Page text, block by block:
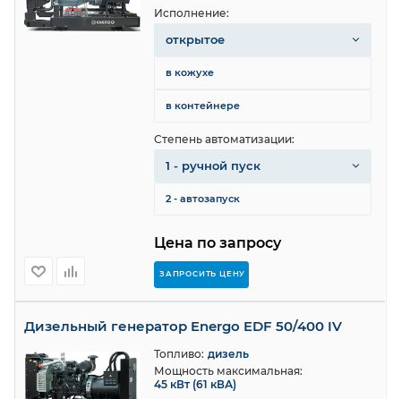
Цена по запросу
ЗАПРОСИТЬ ЦЕНУ
Исполнение:
открытое
в кожухе
в контейнере
Степень автоматизации:
1 - ручной пуск
2 - автозапуск
Дизельный генератор Energo EDF 50/400 IV
Топливо: дизель
Мощность максимальная:
45 кВт (61 кВА)